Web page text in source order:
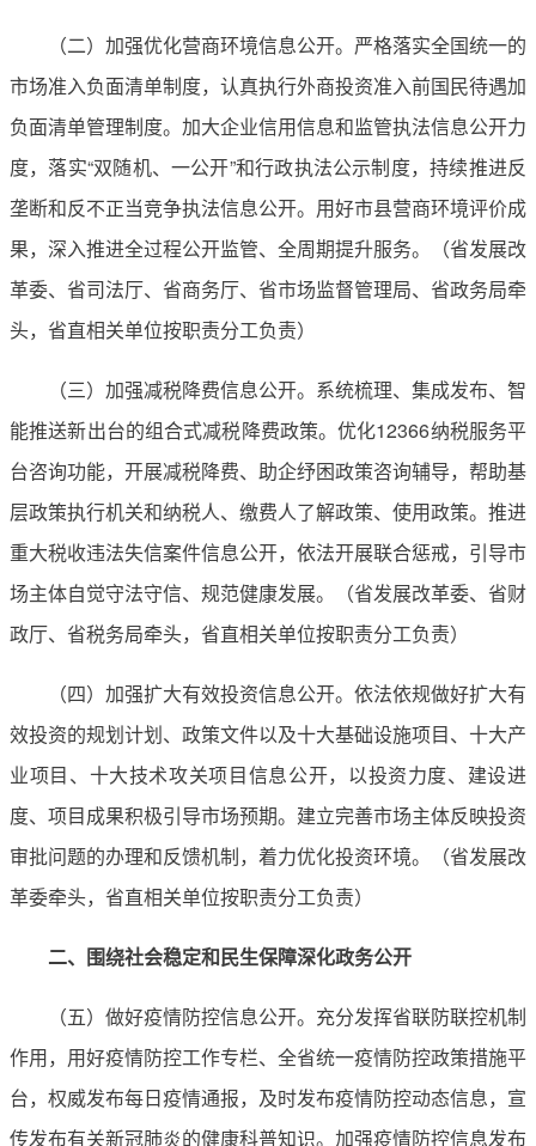
（二）加强优化营商环境信息公开。严格落实全国统一的
市场准入负面清单制度，认真执行外商投资准入前国民待遇加
负面清单管理制度。加大企业信用信息和监管执法信息公开力
度，落实“双随机、一公开”和行政执法公示制度，持续推进反
垄断和反不正当竞争执法信息公开。用好市县营商环境评价成
果，深入推进全过程公开监管、全周期提升服务。（省发展改
革委、省司法厅、省商务厅、省市场监督管理局、省政务局牵
头，省直相关单位按职责分工负责）
（三）加强减税降费信息公开。系统梳理、集成发布、智
能推送新出台的组合式减税降费政策。优化12366纳税服务平
台咨询功能，开展减税降费、助企纾困政策咨询辅导，帮助基
层政策执行机关和纳税人、缴费人了解政策、使用政策。推进
重大税收违法失信案件信息公开，依法开展联合惩戒，引导市
场主体自觉守法守信、规范健康发展。（省发展改革委、省财
政厅、省税务局牵头，省直相关单位按职责分工负责）
（四）加强扩大有效投资信息公开。依法依规做好扩大有
效投资的规划计划、政策文件以及十大基础设施项目、十大产
业项目、十大技术攻关项目信息公开，以投资力度、建设进
度、项目成果积极引导市场预期。建立完善市场主体反映投资
审批问题的办理和反馈机制，着力优化投资环境。（省发展改
革委牵头，省直相关单位按职责分工负责）
二、围绕社会稳定和民生保障深化政务公开
（五）做好疫情防控信息公开。充分发挥省联防联控机制
作用，用好疫情防控工作专栏、全省统一疫情防控政策措施平
台，权威发布每日疫情通报，及时发布疫情防控动态信息，宣
传发布有关新冠肺炎的健康科普知识。加强疫情防控信息发布